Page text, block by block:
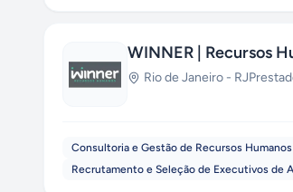
WINNER | Recursos
Rio de Janeiro - RJ
Consultoria e Gestão de Recursos Humanos
Recrutamento e Seleção de Executivos de